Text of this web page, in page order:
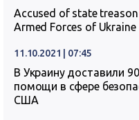
Accused of state
Armed Forces of Ukraine
11.10.2021 | 07:45
В Украину доставили
помощи в сфере
США